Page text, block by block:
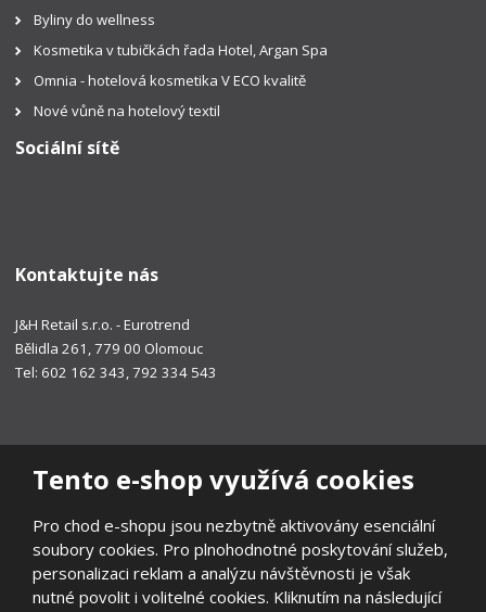
Tento e-shop využívá cookies
Pro chod e-shopu jsou nezbytně aktivovány esenciální
soubory cookies. Pro plnohodnotné poskytování služeb,
personalizaci reklam a analýzu návštěvnosti je však
nutné povolit i volitelné cookies. Kliknutím na následující
Byliny do wellness
Kosmetika v tubičkách řada Hotel, Argan Spa
Omnia - hotelová kosmetika V ECO kvalitě
Nové vůně na hotelový textil
Sociální sítě
Kontaktujte nás
J&H Retail s.r.o. - Eurotrend
Bělidla 261, 779 00 Olomouc
Tel: 602 162 343, 792 334 543